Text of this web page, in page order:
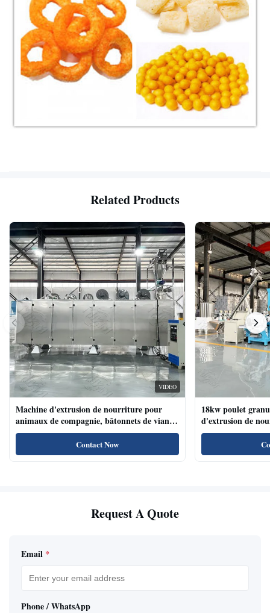
Related Products
VIDEO
Machine d'extrusion de nourriture pour
animaux de compagnie, bâtonnets de viande
de chien, machine d'extrusion de nourriture
pour animaux de compagnie avec système de
plateau automatique
Contact Now
18kw poulet
d'extrusion de
compagnie haute
naturels de
Request A Quote
Email *
Phone / WhatsApp